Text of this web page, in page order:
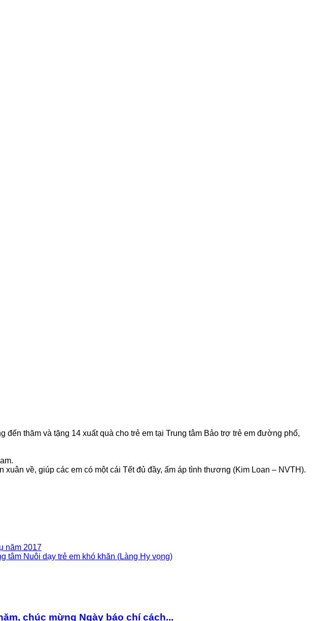
thăm và tặng 14 xuất quà cho trẻ em tại Trung tâm Bảo trợ trẻ em đường phố,
về, giúp các em có một cái Tết đủ đầy, ấm áp tình thương (Kim Loan – NVTH).
năm 2017
tâm Nuôi dạy trẻ em khó khăn (Làng Hy vọng)
chúc mừng Ngày báo chí cách...